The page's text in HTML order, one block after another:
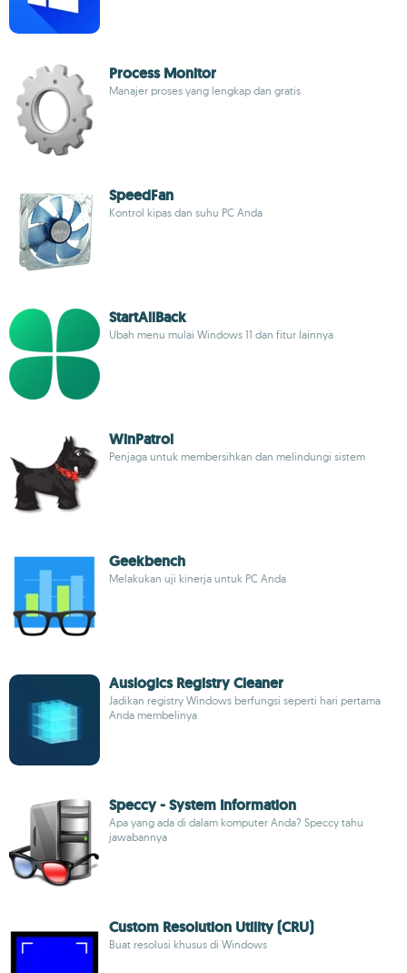
Process Monitor
Manajer proses yang lengkap dan gratis
SpeedFan
Kontrol kipas dan suhu PC Anda
StartAllBack
Ubah menu mulai Windows 11 dan fitur lainnya
WinPatrol
Penjaga untuk membersihkan dan melindungi sistem
Geekbench
Melakukan uji kinerja untuk PC Anda
Auslogics Registry Cleaner
Jadikan registry Windows berfungsi seperti hari pertama
Anda membelinya
Speccy - System Information
Apa yang ada di dalam komputer Anda? Speccy tahu
jawabannya
Custom Resolution Utility (CRU)
Buat resolusi khusus di Windows